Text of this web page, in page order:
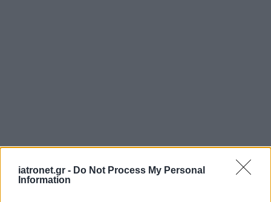
iatronet.gr - Do Not Process My Personal
Information